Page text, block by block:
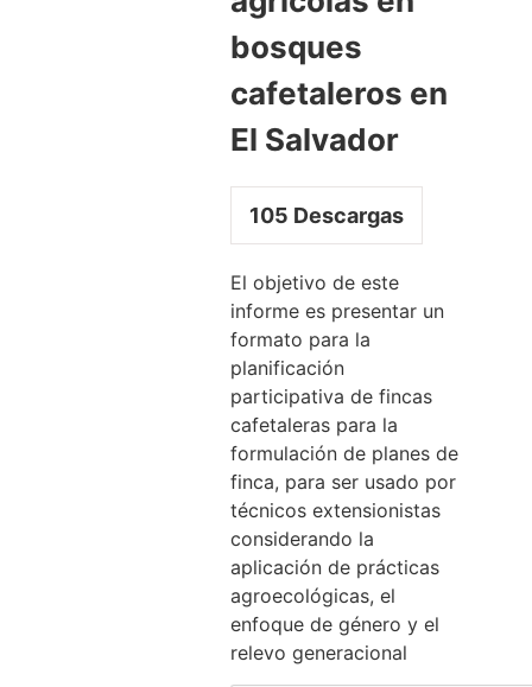
bosques
cafetaleros en
El Salvador
105 Descargas
El objetivo de este
informe es presentar un
formato para la
planificación
participativa de fincas
cafetaleras para la
formulación de planes de
finca, para ser usado por
técnicos extensionistas
considerando la
aplicación de prácticas
agroecológicas, el
enfoque de género y el
relevo generacional